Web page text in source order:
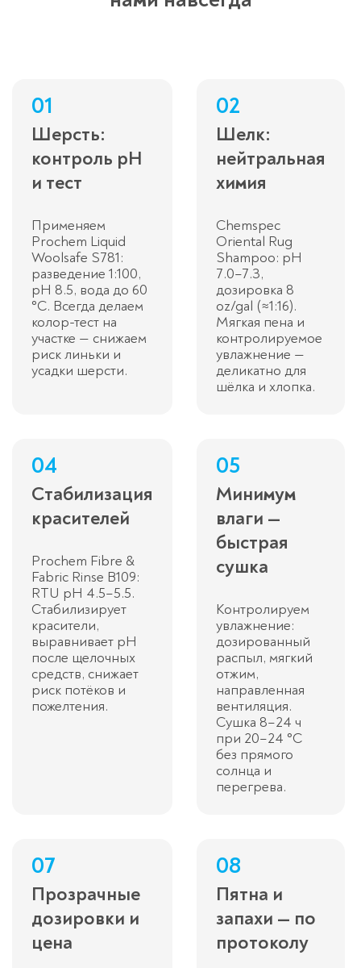
01
Шерсть:
контроль pH
и тест
Применяем
Prochem Liquid
Woolsafe S781:
разведение 1:100,
pH 8.5, вода до 60
°C. Всегда делаем
колор-тест на
участке — снижаем
риск линьки и
усадки шерсти.
02
Шелк:
нейтральная
химия
Chemspec
Oriental Rug
Shampoo: pH
7.0–7.3,
дозировка 8
oz/gal (≈1:16).
Мягкая пена и
контролируемое
увлажнение —
деликатно для
шёлка и хлопка.
04
Стабилизация
красителей
Prochem Fibre &
Fabric Rinse B109:
RTU pH 4.5–5.5.
Стабилизирует
красители,
выравнивает pH
после щелочных
средств, снижает
риск потёков и
пожелтения.
05
Минимум
влаги —
быстрая
сушка
Контролируем
увлажнение:
дозированный
распыл, мягкий
отжим,
направленная
вентиляция.
Сушка 8–24 ч
при 20–24 °C
без прямого
солнца и
перегрева.
07
Прозрачные
дозировки и
цена
08
Пятна и
запахи — по
протоколу